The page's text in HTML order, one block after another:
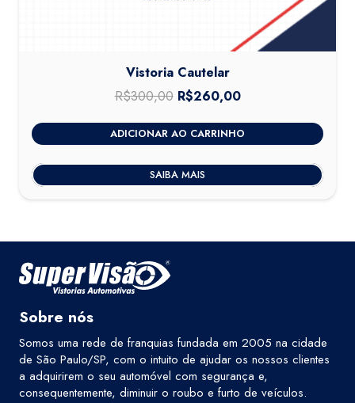
Vistoria Cautelar
R$300,00 O
preço
original
era:
R$300,00.
R$260,00O
preço
atual
é:
R$260,00.
ADICIONAR AO CARRINHO
SAIBA MAIS
Sobre nós
Somos uma rede de franquias fundada em 2005 na cidade
de São Paulo/SP, com o intuito de ajudar os nossos clientes
a adquirirem o seu automóvel com segurança e,
consequentemente, diminuir o roubo e furto de veículos.